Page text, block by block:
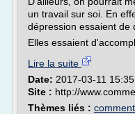
un travail sur soi. En
dépression essaient de
Elles essaient
Lire la suite
Date: 2017-03-11
Site : http://
Thèmes liés :